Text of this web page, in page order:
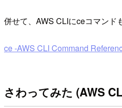
併せて、AWS CLIにceコマンド
ce -AWS CLI Command
さわってみた (AWS